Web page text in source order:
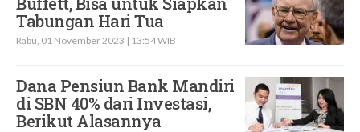
Tabungan Hari Tua
Rabu, 01 November 2023 | 13:54 WIB
Dana Pensiun Bank Mandiri
di SBN 40% dari Investasi,
Berikut Alasannya